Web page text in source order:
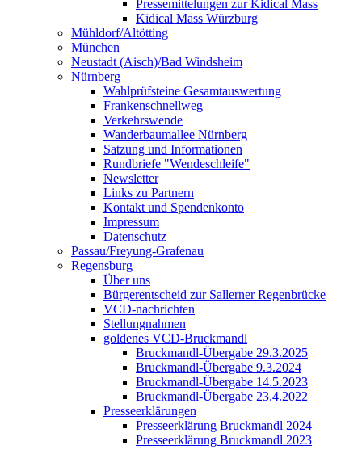
Pressemittelungen zur Kidical Mass
Kidical Mass Würzburg
Mühldorf/Altötting
München
Neustadt (Aisch)/Bad Windsheim
Nürnberg
Wahlprüfsteine Gesamtauswertung
Frankenschnellweg
Verkehrswende
Wanderbaumallee Nürnberg
Satzung und Informationen
Rundbriefe "Wendeschleife"
Newsletter
Links zu Partnern
Kontakt und Spendenkonto
Impressum
Datenschutz
Passau/Freyung-Grafenau
Regensburg
Über uns
Bürgerentscheid zur Sallerner Regenbrücke
VCD-nachrichten
Stellungnahmen
goldenes VCD-Bruckmandl
Bruckmandl-Übergabe 29.3.2025
Bruckmandl-Übergabe 9.3.2024
Bruckmandl-Übergabe 14.5.2023
Bruckmandl-Übergabe 23.4.2022
Presseerklärungen
Presseerklärung Bruckmandl 2024
Presseerklärung Bruckmandl 2023